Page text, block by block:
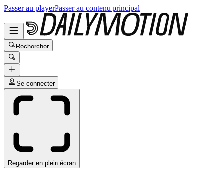
Passer au playerPasser au contenu principal
Rechercher
Se connecter
Regarder en plein écran